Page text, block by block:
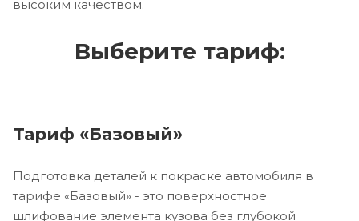
высоким качеством.
Выберите тариф:
Тариф «Базовый»
Подготовка деталей к покраске автомобиля в
тарифе «Базовый» - это поверхностное
шлифование элемента кузова без глубокой